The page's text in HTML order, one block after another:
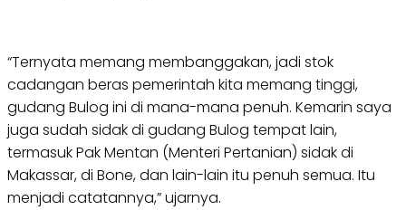
“Ternyata memang membanggakan, jadi stok
cadangan beras pemerintah kita memang tinggi,
gudang Bulog ini di mana-mana penuh. Kemarin saya
juga sudah sidak di gudang Bulog tempat lain,
termasuk Pak Mentan (Menteri Pertanian) sidak di
Makassar, di Bone, dan lain-lain itu penuh semua. Itu
menjadi catatannya,” ujarnya.